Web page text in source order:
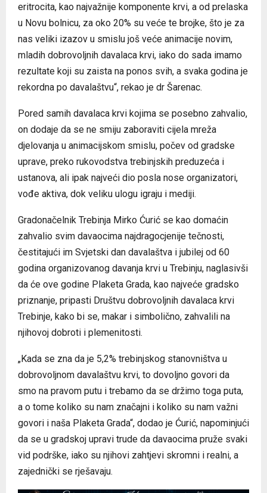
eritrocita, kao najvažnije komponente krvi, a od prelaska
u Novu bolnicu, za oko 20% su veće te brojke, što je za
nas veliki izazov u smislu još veće animacije novim,
mladih dobrovoljnih davalaca krvi, iako do sada imamo
rezultate koji su zaista na ponos svih, a svaka godina je
rekordna po davalaštvu“, rekao je dr Šarenac.
Pored samih davalaca krvi kojima se posebno zahvalio,
on dodaje da se ne smiju zaboraviti cijela mreža
djelovanja u animacijskom smislu, počev od gradske
uprave, preko rukovodstva trebinjskih preduzeća i
ustanova, ali ipak najveći dio posla nose organizatori,
vođe aktiva, dok veliku ulogu igraju i mediji.
Gradonačelnik Trebinja Mirko Ćurić se kao domaćin
zahvalio svim davaocima najdragocjenije tečnosti,
čestitajući im Svjetski dan davalaštva i jubilej od 60
godina organizovanog davanja krvi u Trebinju, naglasivši
da će ove godine Plaketa Grada, kao najveće gradsko
priznanje, pripasti Društvu dobrovoljnih davalaca krvi
Trebinje, kako bi se, makar i simbolično, zahvalili na
njihovoj dobroti i plemenitosti.
„Kada se zna da je 5,2% trebinjskog stanovništva u
dobrovoljnom davalaštvu krvi, to dovoljno govori da
smo na pravom putu i trebamo da se držimo toga puta,
a o tome koliko su nam značajni i koliko su nam važni
govori i naša Plaketa Grada“, dodao je Ćurić, napominjući
da se u gradskoj upravi trude da davaocima pruže svaki
vid podrške, iako su njihovi zahtjevi skromni i realni, a
zajednički se rješavaju.